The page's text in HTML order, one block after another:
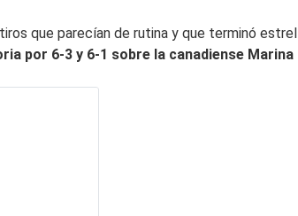
que parecían de rutina y que terminó
por 6-3 y 6-1 sobre la canadiense